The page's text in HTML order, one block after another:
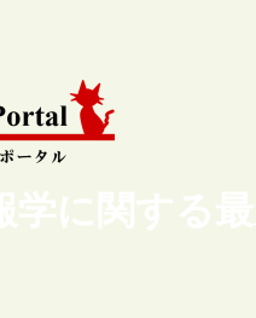
学に関する